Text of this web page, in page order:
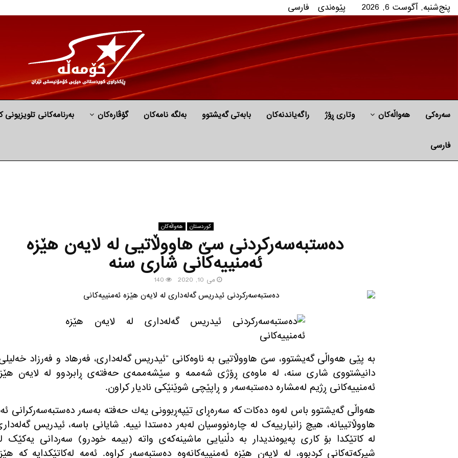
پنج‌شنبه, آگوست 6, 2026 پێوه‌ندی فارسی
سەرەکی هه‌واڵه‌کان وتاری ڕۆژ راگه‌یاندنه‌كان بابه‌تی گه‌یشتوو به‌لگه‌ نامه‌كان گۆڤارەکان بەرنامەکانی تلویزیونی
فارسی
كوردستان هه‌واڵه‌کان
ده‌ستبه‌سه‌ركردنی سێ هاووڵاتیی له‌ لایه‌ن هێزه‌
ئه‌منییه‌كانی شاری سنه‌
می 10, 2020 140
به‌ پێی هه‌واڵی گه‌یشتوو، سێ هاووڵاتیی به‌ ناوه‌كانی “ئیدریس گەلەداری، فه‌رهاد و فه‌رزاد
دانیشتووی شاری سنە، له‌ ماوه‌ی ڕۆژی شه‌ممه‌ و سێشەممەی حه‌فته‌ی ڕابردوو لە لایەن
ئەمنییەکانی ڕژیم له‌مشاره‌ دەستبەسەر و ڕاپێچی شوێنێکی نادیار كراون‌.
هه‌واڵی گه‌یشتوو باس له‌وه‌ ده‌كات كه‌ سەرەڕای تێپه‌ڕبوونی یه‌ك حه‌فته‌ بەسەر دەستبەسەرکرانی
هاووڵاتییانه‌، هیچ زانیارییەک له‌ چارەنووسیان لەبەر دەستدا نییە. شایانی باسه‌، ئیدریس
لە کاتێکدا بۆ کاری پەیوەندیدار بە دڵنیایی ماشینەکەی واته‌ (بیمە خودرو) سەردانی یەکێک
شیرکەتەکانی کردبوو، لە لایەن هێزە ئەمنییەکانەوە دەستبەسەر کراوه‌. ئه‌مه‌ له‌كاتێكدایه‌ كه‌